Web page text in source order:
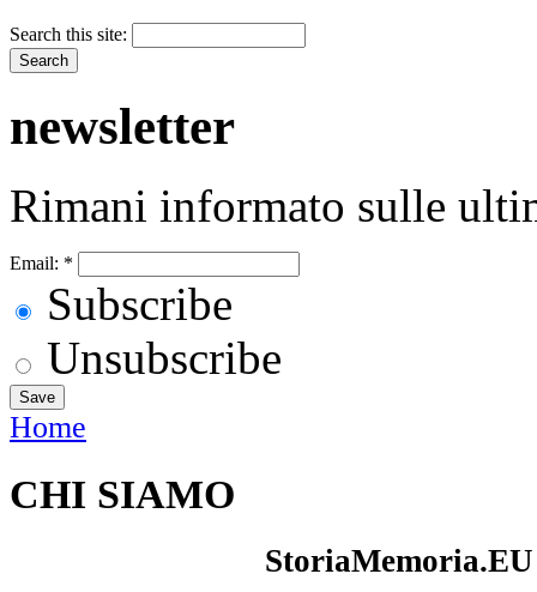
Search this site:
newsletter
Rimani informato sulle
Email: *
Subscribe
Unsubscribe
Home
CHI SIAMO
StoriaMemoria.EU